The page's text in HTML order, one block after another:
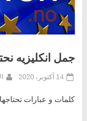
جمل انكليزيه
Posted
14 أكتوبر، 2020
كلمات و عبارات